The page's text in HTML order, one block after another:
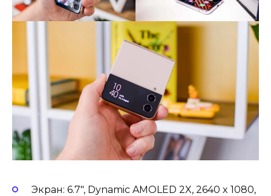
Экран: 6.7″, Dynamic AMOLED 2X, 2640 x 1080,